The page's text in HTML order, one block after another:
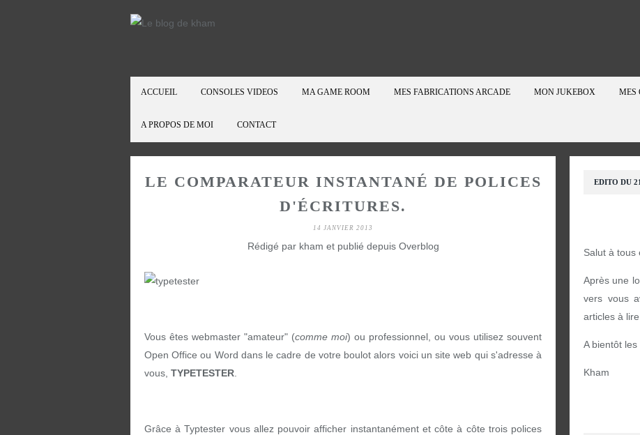
ACCUEIL CONSOLES VIDEOS MA GAME ROOM MES FABRICATIONS ARCADE MON JUKEBOX MES
A PROPOS DE MOI CONTACT
LE COMPARATEUR INSTANTANÉ DE POLICES
D'ÉCRITURES.
14 JANVIER 2013
Rédigé par kham et publié depuis Overblog
Vous êtes webmaster "amateur" (comme moi) ou professionnel, ou vous utilisez souvent
Open Office ou Word dans le cadre de votre boulot alors voici un site web qui s'adresse à
vous, TYPETESTER
Grâce à Typtester vous allez pouvoir afficher instantanément et côte à côte trois polices
EDITO DU
Salut à tous
Après une
vers vous
articles à
A bientôt les
Kham